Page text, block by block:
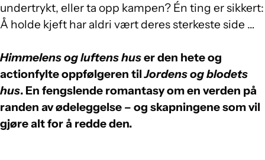
undertrykt, eller ta opp kampen? Én ting er sikkert:
Å holde kjeft har aldri vært deres sterkeste side …
Himmelens og luftens huser den hete og
actionfylte oppfølgeren tilJordens og blodets
hus. En fengslende romantasy om en verden på
randen av ødeleggelse – og skapningene som vil
gjøre alt for å redde den.